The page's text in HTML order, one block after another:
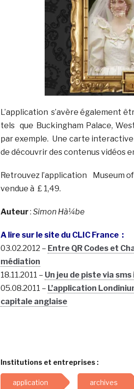
L’application s’avère également
tels que Buckingham Palace,
par exemple. Une carte
de découvrir des contenus vidéos
Retrouvez l’application Museum
vendue à £ 1,49.
Auteur: Simon Hà¼be
A lire sur le site du CLIC France :
03.02.2012 – Entre QR Codes et
médiation
18.11.2011 – Un jeu de piste via
05.08.2011 – L’application
capitale anglaise
Institutions et entreprises :
application archives